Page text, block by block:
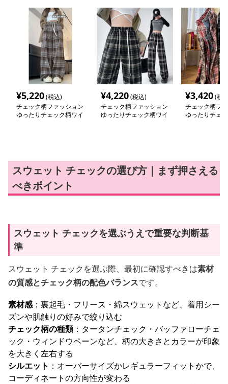
¥5,220(税込)
チェック柄ファッション
ゆったりチェック柄ワイ
¥4,220(税込)
チェック柄ファッション
ゆったりチェック柄ワイ
¥3,420(税
チェック柄フ
ゆったりチェ
スウェット チェックの選び方｜まず押さえる
べきポイント
スウェット チェックを選ぶうえで重要な判断基
準
スウェット チェックを選ぶ際、最初に確認すべきは素材
の質感とチェック柄の配色バランスです。
素材感：裏起毛・フリース・綿スウェットなど、着用シー
ズンや肌触りの好みで絞り込む
チェック柄の種類：タータンチェック・バッファローチェ
ック・ウィンドウペーンなど、柄の大きさとカラーが印象
を大きく左右する
シルエット ：オーバーサイズかレギュラーフィットかで、
コーディネートの方向性が変わる